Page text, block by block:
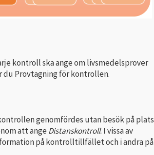
kontroll ska ange om livsmedelsprover
du Provtagning för kontrollen.
genomfördes utan besök på plats
att angeDistanskontroll. I vissa av
på kontrolltillfället och i andra på